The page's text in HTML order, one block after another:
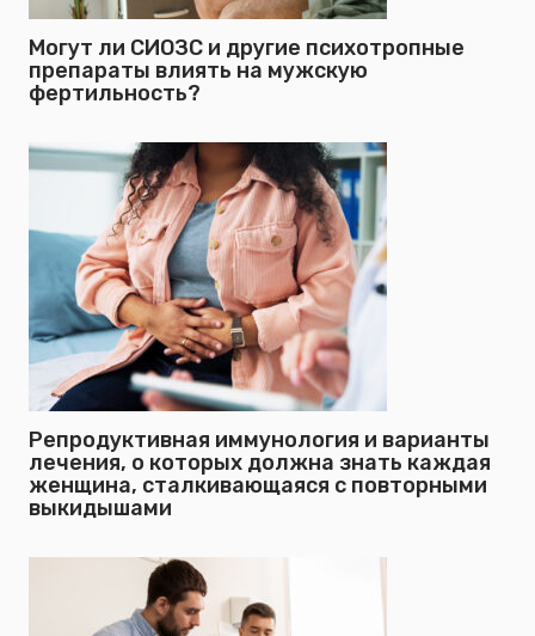
Могут ли СИОЗС и другие психотропные
препараты влиять на мужскую
фертильность?
Репродуктивная иммунология и варианты
лечения, о которых должна знать каждая
женщина, сталкивающаяся с повторными
выкидышами